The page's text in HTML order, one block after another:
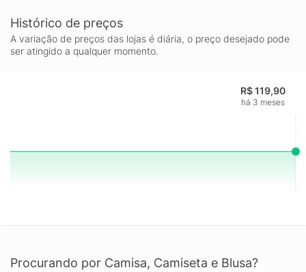
Histórico de preços
A variação de preços das lojas é diária, o preço desejado pode
ser atingido a qualquer momento.
R$ 119,90
há 3 meses
Procurando por Camisa, Camiseta e Blusa?